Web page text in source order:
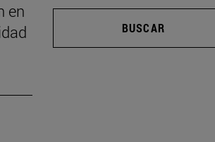
en
BUSCAR